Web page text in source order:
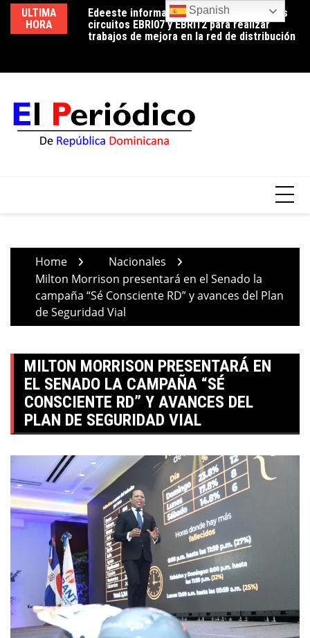
Skip
content
ULTIMA
HORA
Edeeste informa apertura temporal de los
circuitos EBRI07 y EBRI12 para realizar
trabajos de mejora en la red de distribución
Edeeste exhorta a sus clientes a hacer un
uso eficiente de la energía para controlar el
consumo durante la temporada de calor
Home
Nacionales
Milton Morrison presentará en el Senado la
campaña “Sé Consciente RD” y avances del Plan
de Seguridad Vial
MILTON MORRISON PRESENTARÁ EN
EL SENADO LA CAMPAÑA “SÉ
CONSCIENTE RD” Y AVANCES DEL
PLAN DE SEGURIDAD VIAL
Spanish